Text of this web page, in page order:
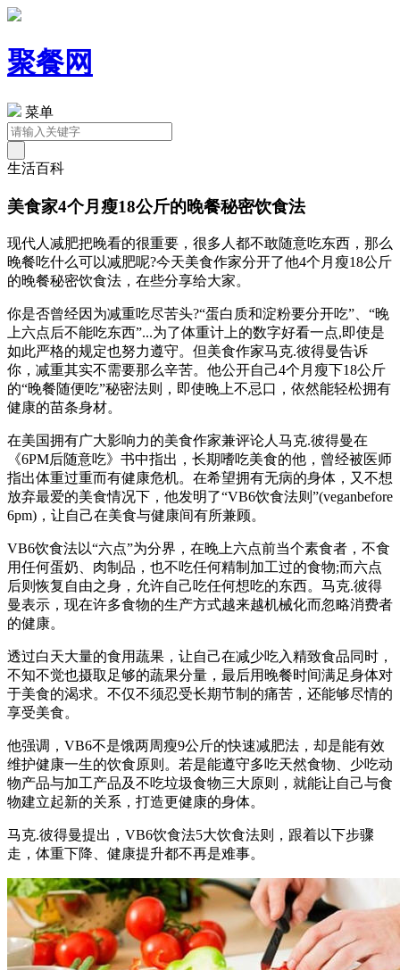
聚餐网
菜单
生活百科
美食家4个月瘦18公斤的晚餐秘密饮食法
现代人减肥把晚看的很重要，很多人都不敢随意吃东西，那么
晚餐吃什么可以减肥呢?今天美食作家分开了他4个月瘦18公斤
的晚餐秘密饮食法，在些分享给大家。
你是否曾经因为减重吃尽苦头?“蛋白质和淀粉要分开吃”、“晚
上六点后不能吃东西”...为了体重计上的数字好看一点,即使是
如此严格的规定也努力遵守。但美食作家马克.彼得曼告诉
你，减重其实不需要那么辛苦。他公开自己4个月瘦下18公斤
的“晚餐随便吃”秘密法则，即使晚上不忌口，依然能轻松拥有
健康的苗条身材。
在美国拥有广大影响力的美食作家兼评论人马克.彼得曼在
《6PM后随意吃》书中指出，长期嗜吃美食的他，曾经被医师
指出体重过重而有健康危机。在希望拥有无病的身体，又不想
放弃最爱的美食情况下，他发明了“VB6饮食法则”(veganbefore
6pm)，让自己在美食与健康间有所兼顾。
VB6饮食法以“六点”为分界，在晚上六点前当个素食者，不食
用任何蛋奶、肉制品，也不吃任何精制加工过的食物;而六点
后则恢复自由之身，允许自己吃任何想吃的东西。马克.彼得
曼表示，现在许多食物的生产方式越来越机械化而忽略消费者
的健康。
透过白天大量的食用蔬果，让自己在减少吃入精致食品同时，
不知不觉也摄取足够的蔬果分量，最后用晚餐时间满足身体对
于美食的渴求。不仅不须忍受长期节制的痛苦，还能够尽情的
享受美食。
他强调，VB6不是饿两周瘦9公斤的快速减肥法，却是能有效
维护健康一生的饮食原则。若是能遵守多吃天然食物、少吃动
物产品与加工产品及不吃垃圾食物三大原则，就能让自己与食
物建立起新的关系，打造更健康的身体。
马克.彼得曼提出，VB6饮食法5大饮食法则，跟着以下步骤
走，体重下降、健康提升都不再是难事。